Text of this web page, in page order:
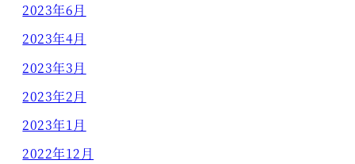
2023年6月
2023年4月
2023年3月
2023年2月
2023年1月
2022年12月